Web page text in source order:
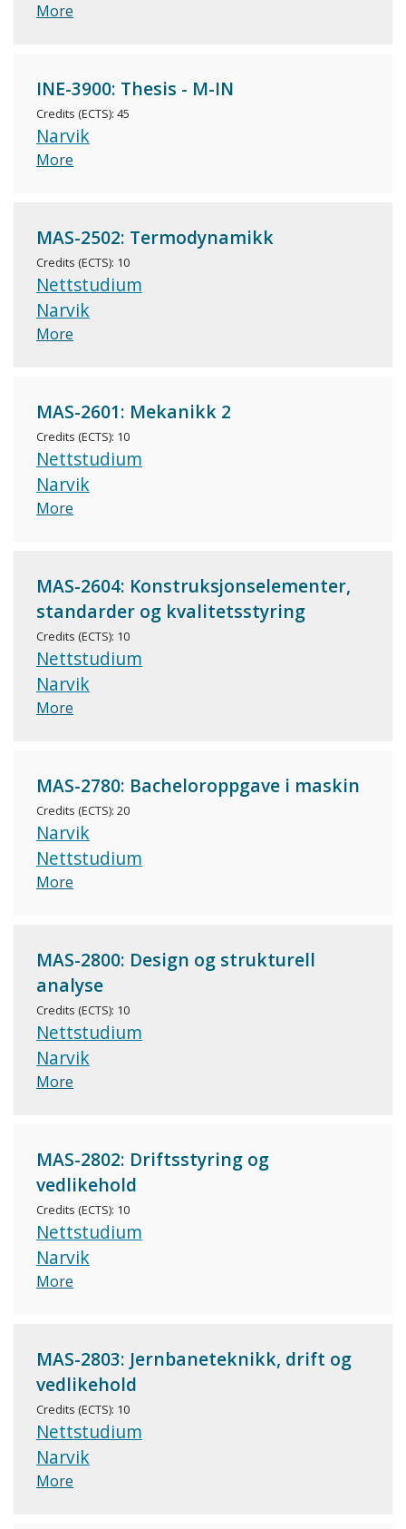
More
INE-3900: Thesis - M-IN
Credits (ECTS): 45
Narvik
More
MAS-2502: Termodynamikk
Credits (ECTS): 10
Nettstudium
Narvik
More
MAS-2601: Mekanikk 2
Credits (ECTS): 10
Nettstudium
Narvik
More
MAS-2604: Konstruksjonselementer,
standarder og kvalitetsstyring
Credits (ECTS): 10
Nettstudium
Narvik
More
MAS-2780: Bacheloroppgave i maskin
Credits (ECTS): 20
Narvik
Nettstudium
More
MAS-2800: Design og strukturell
analyse
Credits (ECTS): 10
Nettstudium
Narvik
More
MAS-2802: Driftsstyring og
vedlikehold
Credits (ECTS): 10
Nettstudium
Narvik
More
MAS-2803: Jernbaneteknikk, drift og
vedlikehold
Credits (ECTS): 10
Nettstudium
Narvik
More